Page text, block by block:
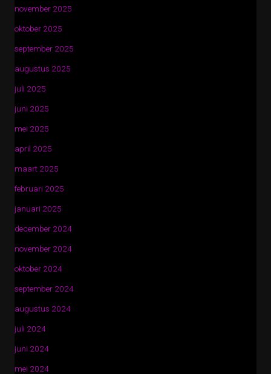
november 2025
oktober 2025
september 2025
augustus 2025
juli 2025
juni 2025
mei 2025
april 2025
maart 2025
februari 2025
januari 2025
december 2024
november 2024
oktober 2024
september 2024
augustus 2024
juli 2024
juni 2024
mei 2024